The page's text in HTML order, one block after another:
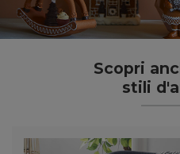
Scopri
stili